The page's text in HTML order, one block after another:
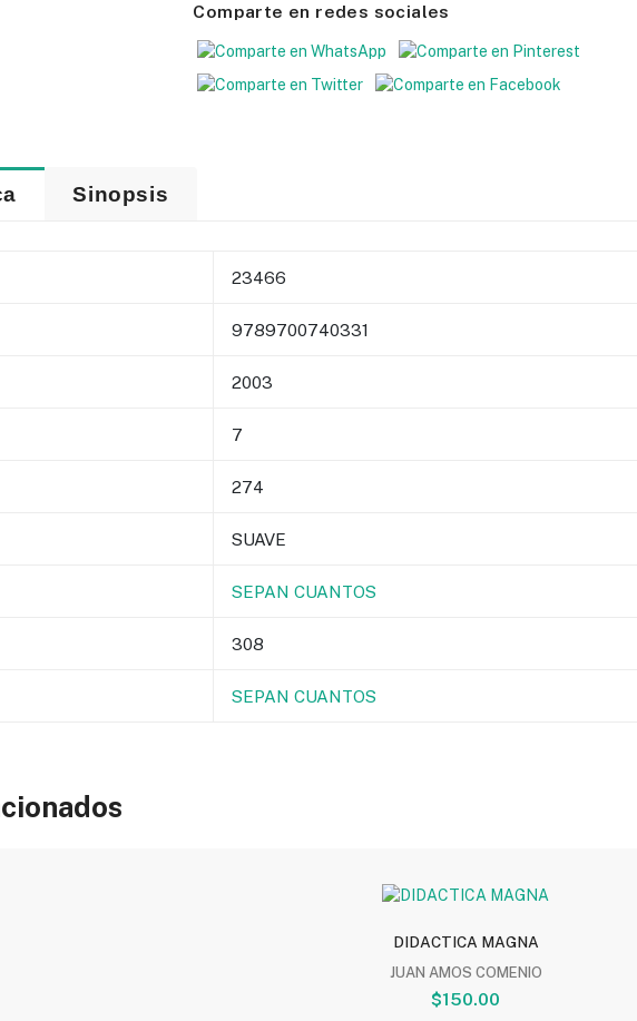
Comparte en redes sociales
Sinopsis
23466
9789700740331
2003
7
274
SUAVE
SEPAN CUANTOS
308
SEPAN CUANTOS
DIDACTICA MAGNA
JUAN AMOS COMENIO
$150.00